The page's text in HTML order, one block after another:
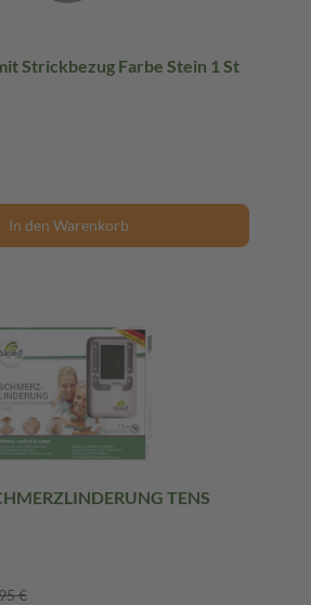
Strickbezug Farbe Stein 1 St
In den Warenkorb
TENS
€